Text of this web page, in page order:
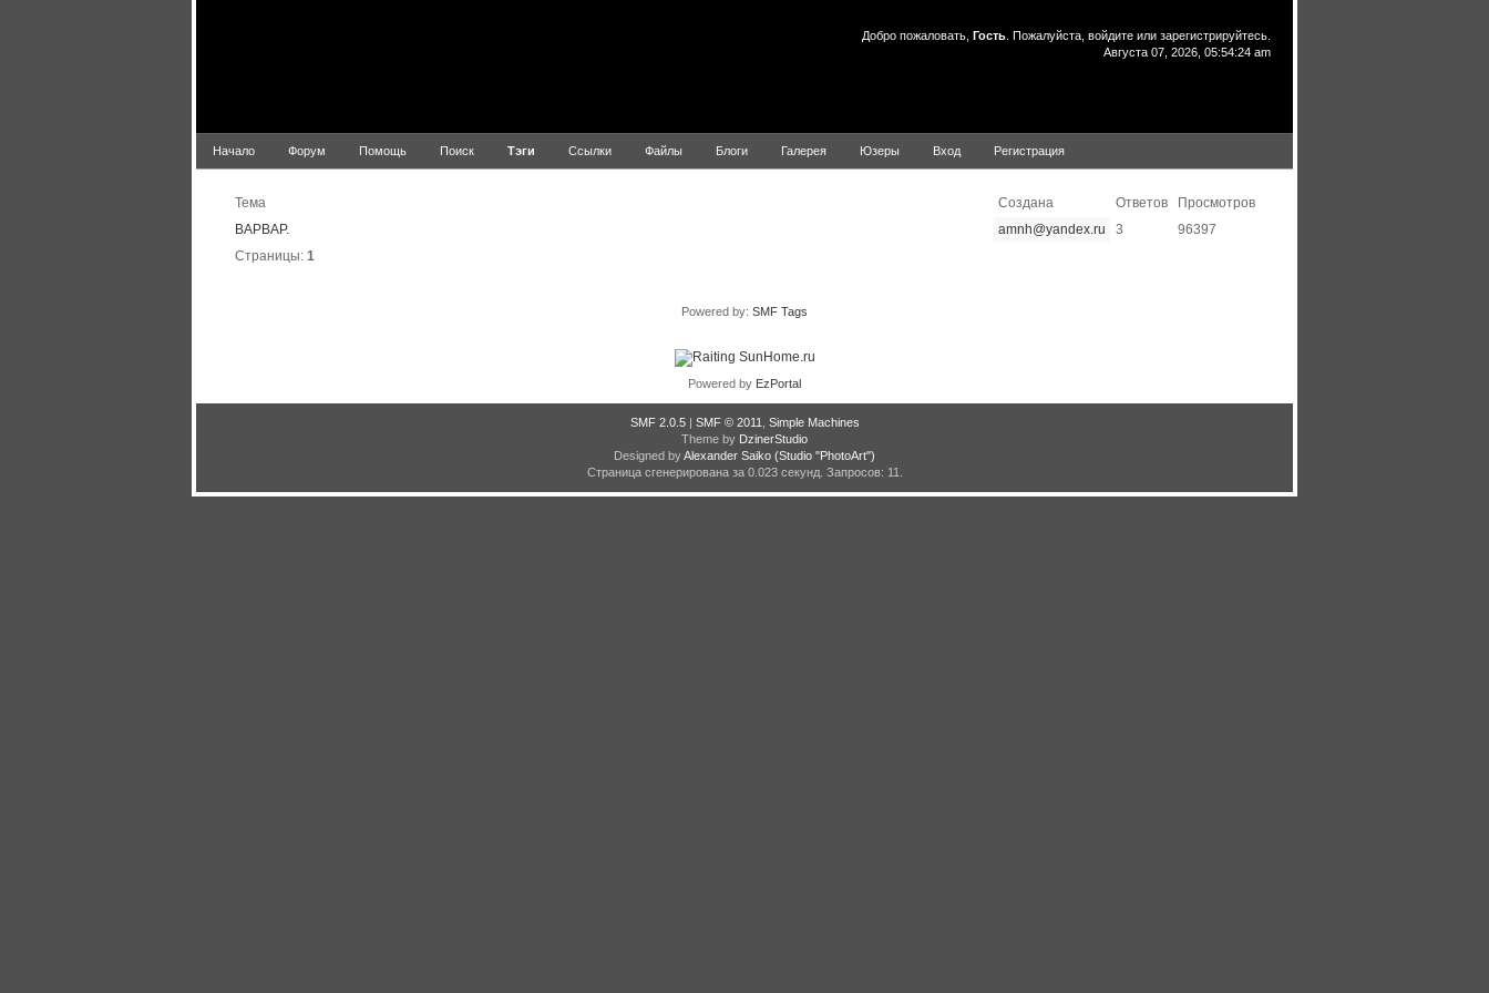
Добро пожаловать, Гость . Пожалуйста, войдите или зарегистрируйтесь
Августа 07, 2026, 05:54:24 am
Начало Форум Помощь Поиск Тэги Ссылки Файлы Блоги Галерея Юзеры Вход Регистрация
Тема
Создана Ответов
Просмотров
ВАРВАР.
amnh@yandex.ru 3
96397
Страницы: 1
Powered by: SMF Tags
Powered by EzPortal
SMF 2.0.5| SMF © 2011
Simple Machines
Theme by DzinerStudio
Designed byAlexander Saiko (Studio "PhotoArt")
Страница сгенерирована за 0.023 секунд. Запросов: 11.